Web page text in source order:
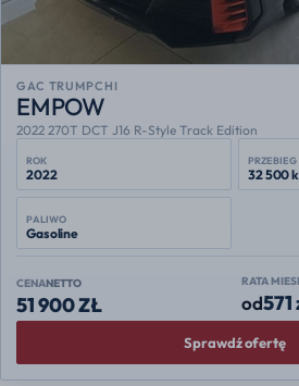
GAC TRUMPCHI
EMPOW
2022 270T DCT J16 R-Style Track Edition
ROK
2022
PRZEBIEG
32 500
PALIWO
Gasoline
CENANETTO
51 900 ZŁ
RATA
od571
Sprawdź ofertę